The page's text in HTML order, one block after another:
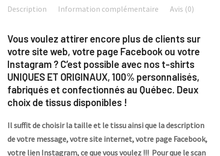
Description Information complémentaire Avis (0)
Vous voulez attirer encore plus de clients sur
votre site web, votre page Facebook ou votre
Instagram ? C’est possible avec nos t-shirts
UNIQUES ET ORIGINAUX, 100% personnalisés,
fabriqués et confectionnés au Québec. Deux
choix de tissus disponibles !
Il suffit de choisir la taille et le tissu ainsi que la description
de votre message, votre site internet, votre page Facebook,
votre lien Instagram, ce que vous voulez !!! Pour que le scan